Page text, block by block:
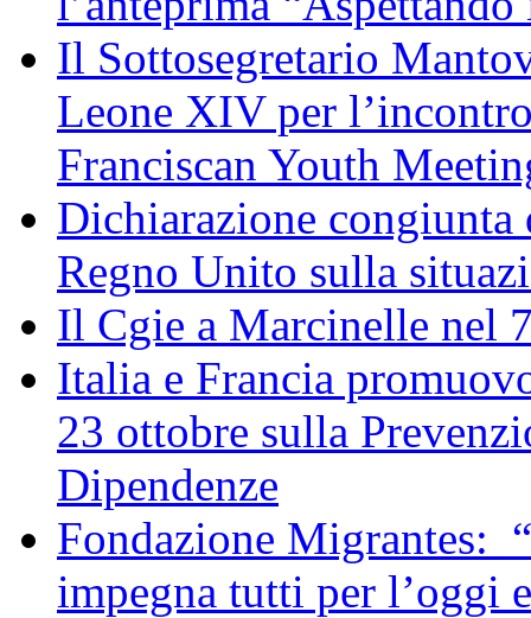
Il Sottosegretario
Leone XIV per
Franciscan Youth
Dichiarazione
Regno Unito sulla
Il Cgie a Marcinelle nel
Italia e Francia
23 ottobre sulla
Dipendenze
Fondazione Migrantes:
impegna tutti per l’oggi